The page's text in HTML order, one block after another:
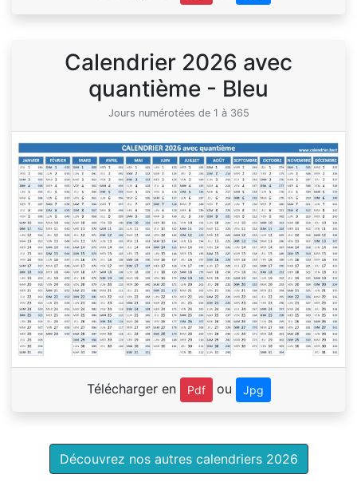
Calendrier 2026 avec
quantième - Bleu
Jours numérotées de 1 à 365
Télécharger en Pdf ou Jpg
Découvrez nos autres calendriers 2026